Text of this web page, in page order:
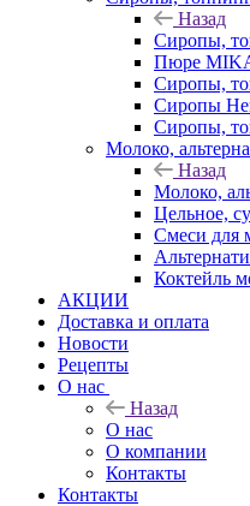
Назад
Сиропы,
Пюре
Сиропы,
Сиропы
Сиропы,
Молоко,
Назад
Молоко,
Цельное,
Смеси для
Коктейль
АКЦИИ
Доставка и оплата
Новости
Рецепты
О нас
Назад
О нас
О компании
Контакты
Контакты